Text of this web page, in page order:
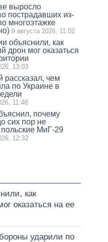
выросло
пострадавших из-
многоэтажке
9 августа 2026, 11:02
объяснили, как
дрон мог оказаться
13:03
рассказал, чем
по Украине в
11:48
почему
сих пор не
МиГ-29
12:32
как
оказаться на ее
ударили по